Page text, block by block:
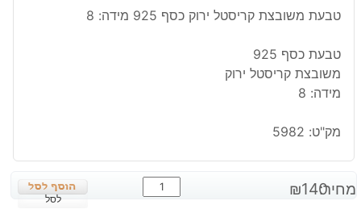
טבעת משובצת קריסטל ירוק כסף 925 מידה: 8
טבעת כסף 925
משובצת קריסטל ירוק
מידה: 8
מק"ט: 5982
מחיר: ₪140
כמות
של
לסל